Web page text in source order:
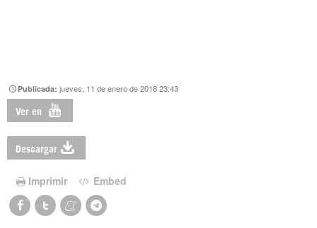
Publicada:jueves, 11 de enero de 2018 23:43
Ver en
Descargar
Imprimir Embed